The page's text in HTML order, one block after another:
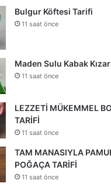
Bulgur Köftesi Tarifi
11 saat önce
Maden Sulu Kabak
11 saat önce
LEZZETİ MÜKEMMEL
TARİFİ
11 saat önce
TAM MANASIYLA
POĞAÇA TARİFİ
11 saat önce